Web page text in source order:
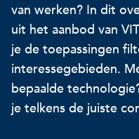
van werken? In dit
uit het aanbod van
je de toepassingen
interessegebieden.
bepaalde
je telkens de juiste